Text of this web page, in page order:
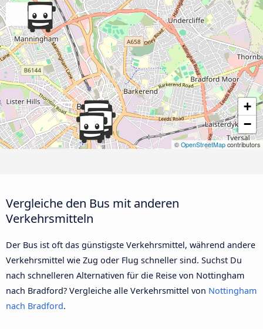
+
−
© OpenStreetMap contributors
Vergleiche den Bus mit anderen
Verkehrsmitteln
Der Bus ist oft das günstigste Verkehrsmittel, während andere
Verkehrsmittel wie Zug oder Flug schneller sind. Suchst Du
nach schnelleren Alternativen für die Reise von Nottingham
nach Bradford? Vergleiche alle Verkehrsmittel von Nottingham
nach Bradford.